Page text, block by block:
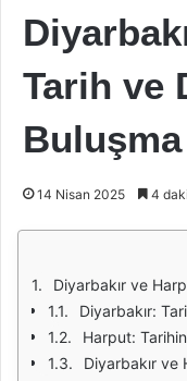
Tarih ve
Buluşma
14 Nisan 2025 4
Diyarbakır ve
Diyarbakır:
Harput:
Diyarbakır ve